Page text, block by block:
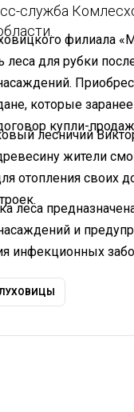
служба
филиала
леса для рубки
которые
купли-
лесничий
жители
отопления своих
леса
и
инфекционных